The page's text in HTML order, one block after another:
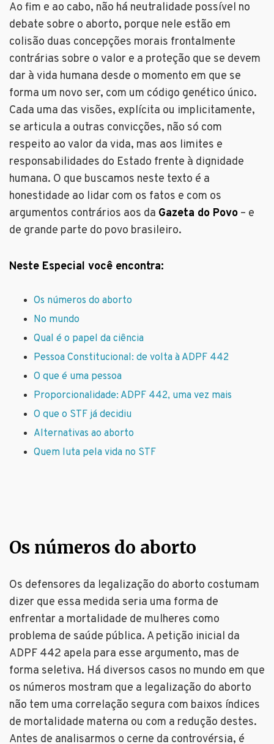
Ao fim e ao cabo, não há neutralidade possível no
debate sobre o aborto, porque nele estão em
colisão duas concepções morais frontalmente
contrárias sobre o valor e a proteção que se devem
dar à vida humana desde o momento em que se
forma um novo ser, com um código genético único.
Cada uma das visões, explícita ou implicitamente,
se articula a outras convicções, não só com
respeito ao valor da vida, mas aos limites e
responsabilidades do Estado frente à dignidade
humana. O que buscamos neste texto é a
honestidade ao lidar com os fatos e com os
argumentos contrários aos da Gazeta do Povo – e
de grande parte do povo brasileiro.
Neste Especial você encontra:
Os números do aborto
No mundo
Qual é o papel da ciência
Pessoa Constitucional: de volta à ADPF 442
O que é uma pessoa
Proporcionalidade: ADPF 442, uma vez mais
O que o STF já decidiu
Alternativas ao aborto
Quem luta pela vida no STF
Os números do aborto
Os defensores da legalização do aborto costumam
dizer que essa medida seria uma forma de
enfrentar a mortalidade de mulheres como
problema de saúde pública. A petição inicial da
ADPF 442 apela para esse argumento, mas de
forma seletiva. Há diversos casos no mundo em que
os números mostram que a legalização do aborto
não tem uma correlação segura com baixos índices
de mortalidade materna ou com a redução destes.
Antes de analisarmos o cerne da controvérsia, é